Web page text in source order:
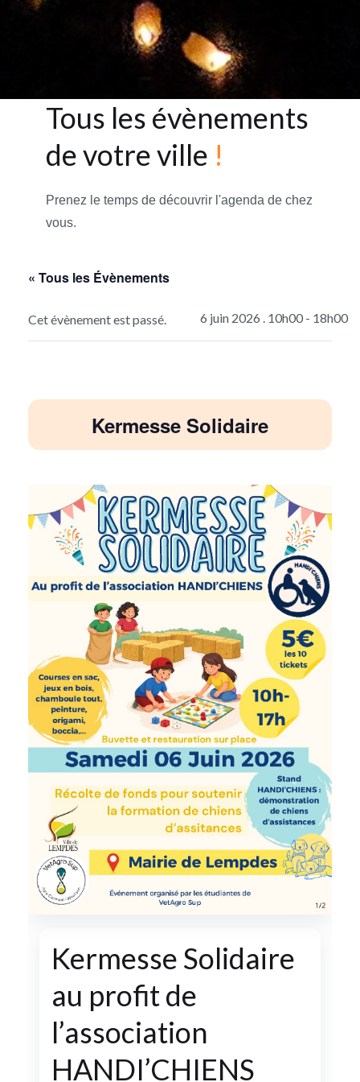
Tous les évènements
de votre ville !
Prenez le temps de découvrir l'agenda de chez
vous.
« Tous les Évènements
Cet évènement est passé.
Kermesse Solidaire
6 juin 2026 . 10h00 - 18h00
Kermesse Solidaire
au profit de
l’association
HANDI’CHIENS